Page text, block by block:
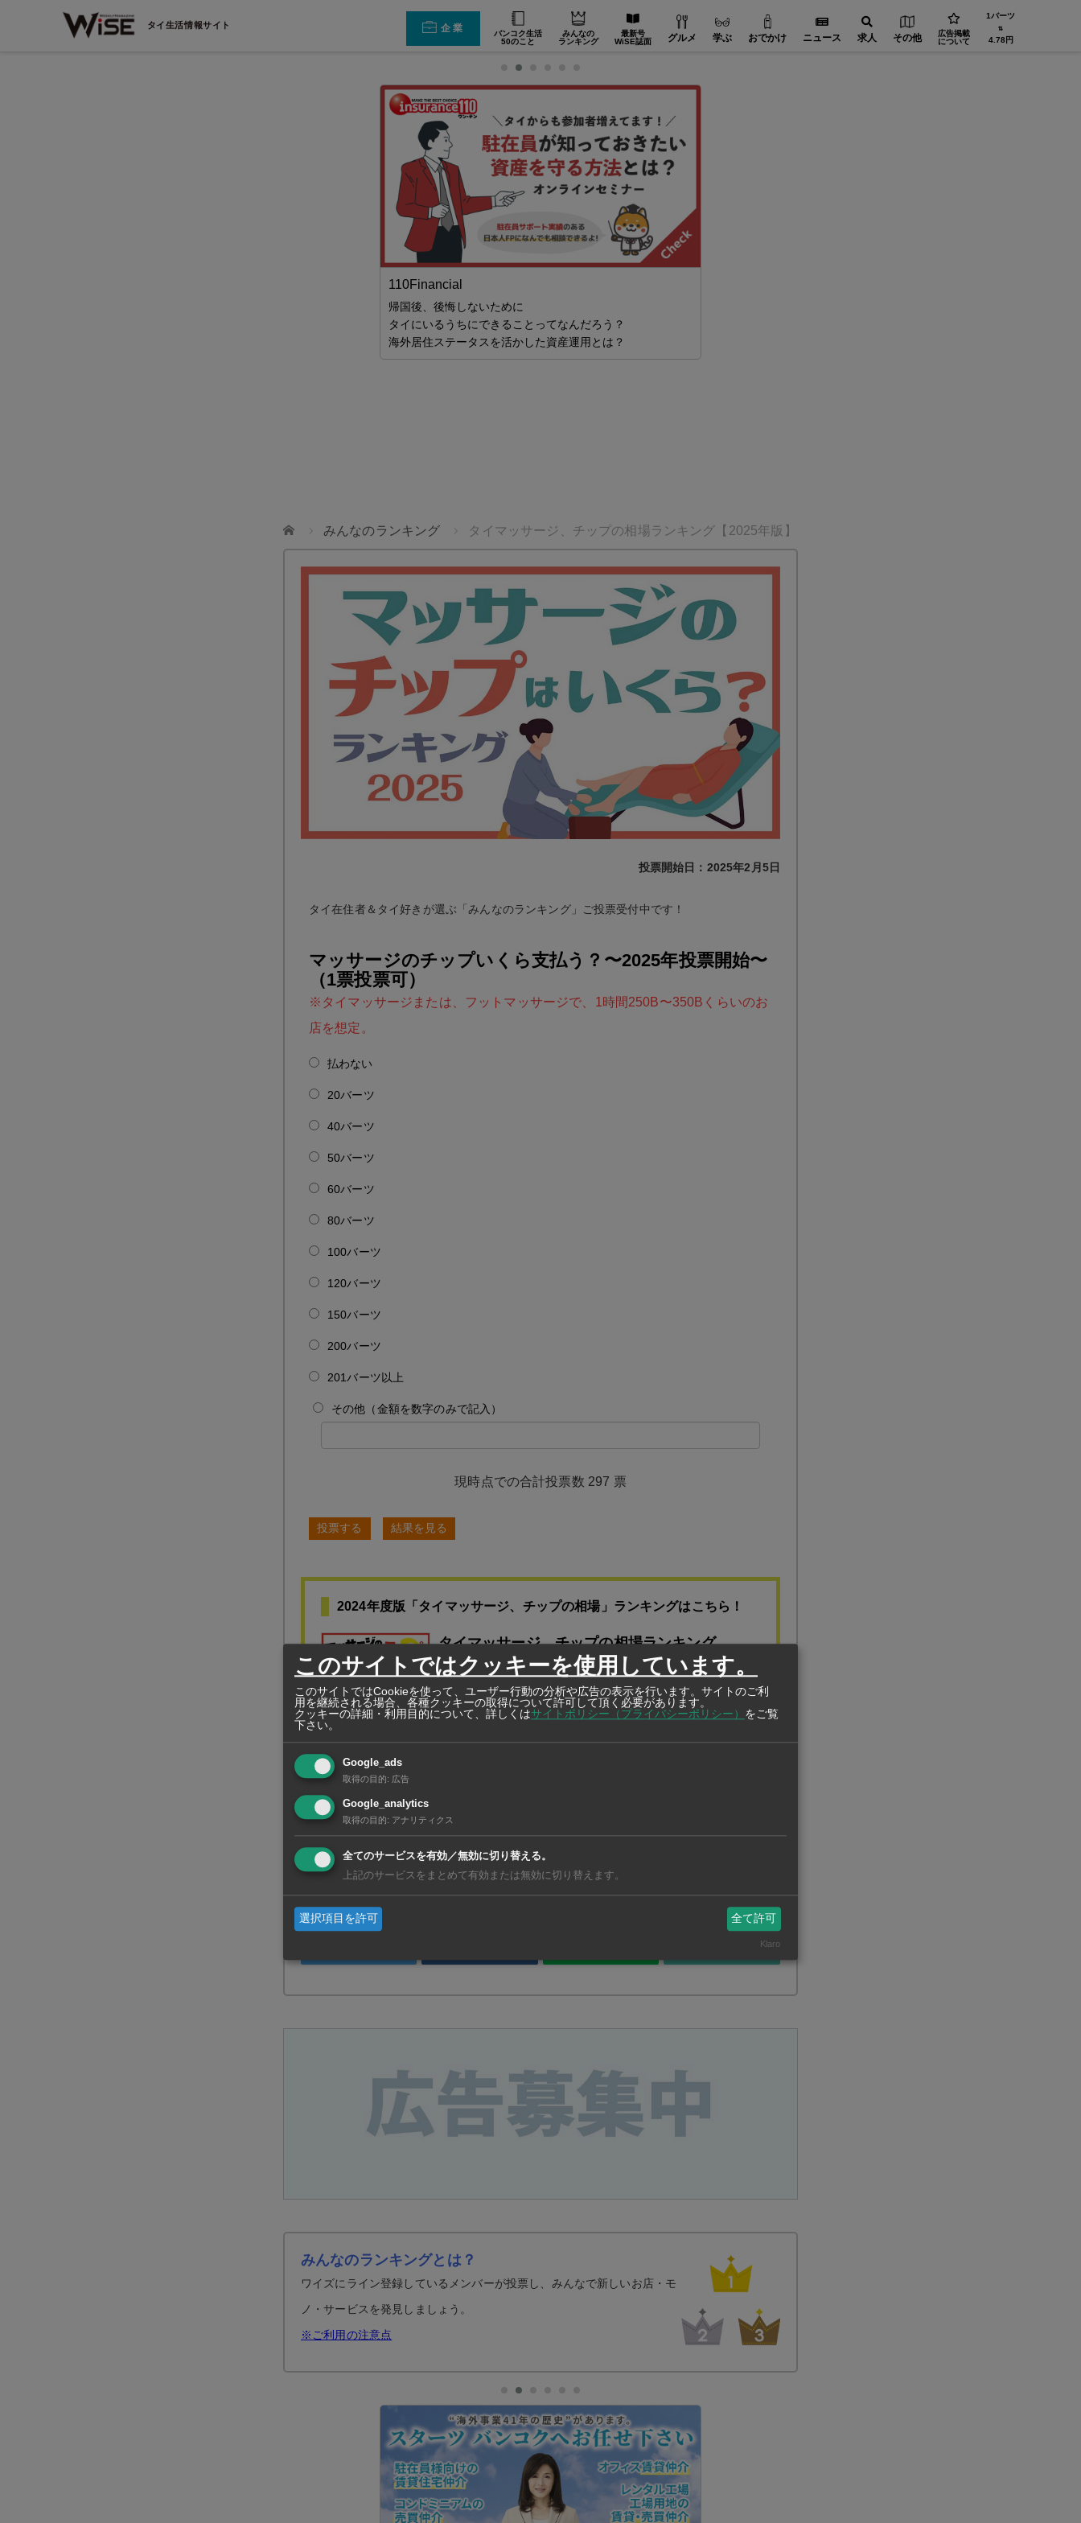
タイ生活情報サイト 企業
バンコク生活
50のこと
みんなの
ランキング
最新号
WiSE誌面
グルメ 学ぶ おでかけ ニュース 求人 その他
広告掲載
について
1バーツ
⇅
4.78円
110Financial
帰国後、後悔しないために
タイにいるうちにできることってなんだろう？
海外居住ステータスを活かした資産運用とは？
ホーム みんなのランキング タイマッサージ、チップの相場ランキング【2025年版】
投票開始日：2025年2月5日
タイ在住者＆タイ好きが選ぶ「みんなのランキング」ご投票受付中です！
マッサージのチップいくら支払う？〜2025年投票開始〜
（1票投票可）
※タイマッサージまたは、フットマッサージで、1時間250B〜350Bくらいのお
店を想定。
払わない
20バーツ
40バーツ
50バーツ
60バーツ
80バーツ
100バーツ
120バーツ
150バーツ
200バーツ
201バーツ以上
その他（金額を数字のみで記入）
297 票
投票する 結果を見る
2024年度版「タイマッサージ、チップの相場」ランキングはこちら！
タイマッサージ、チップの相場ランキング
【2024年版】
投票にお友達を招待！
リンクをコピー
みんなのランキングとは？
ワイズにライン登録しているメンバーが投票し、みんなで新しいお店・モ
ノ・サービスを発見しましょう。
※ご利用の注意点
このサイトではクッキーを使用しています。
このサイトではCookieを使って、ユーザー行動の分析や広告の表示を行います。サイトのご利
用を継続される場合、各種クッキーの取得について許可して頂く必要があります。
クッキーの詳細・利用目的について、詳しくはサイトポリシー（プライバシーポリシー） をご覧
下さい。
Google_ads
取得の目的: 広告
Google_analytics
取得の目的: アナリティクス
全てのサービスを有効／無効に切り替える。
上記のサービスをまとめて有効または無効に切り替えます。
選択項目を許可 全て許可
Klaro